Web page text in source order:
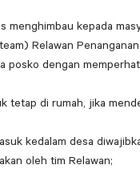
menghimbau kepada
Relawan
posko dengan
tetap di rumah, jika
kedalam desa
oleh tim Relawan;